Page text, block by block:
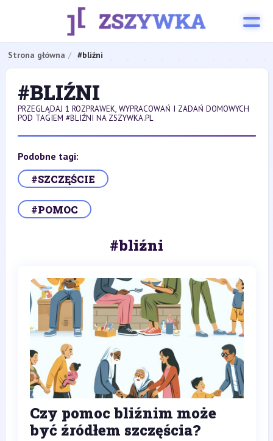
Strona główna #bliźni
#BLIŹNI
PRZEGLĄDAJ 1 ROZPRAWEK, WYPRACOWAŃ I ZADAŃ DOMOWYCH
POD TAGIEM #BLIŹNI NA ZSZYWKA.PL
Podobne tagi:
#SZCZĘŚCIE
#POMOC
#bliźni
Czy pomoc bliźnim może
być źródłem szczęścia?